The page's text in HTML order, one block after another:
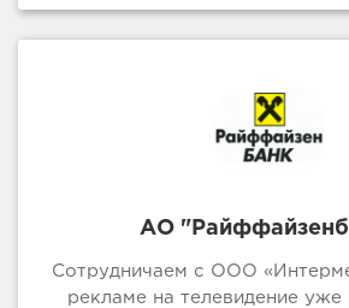
АО
Сотрудничаем с ООО
рекламе на телевидение уже